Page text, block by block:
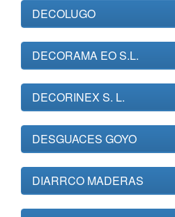
DECOLUGO
DECORAMA EO S.L.
DECORINEX S. L.
DESGUACES GOYO
DIARRCO MADERAS